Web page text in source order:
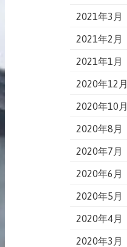
2021年3月
2021年2月
2021年1月
2020年12月
2020年10月
2020年8月
2020年7月
2020年6月
2020年5月
2020年4月
2020年3月